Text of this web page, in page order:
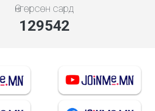
Өнгөрсөн сард
138795